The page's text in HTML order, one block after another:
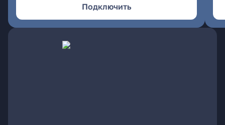
Подключить